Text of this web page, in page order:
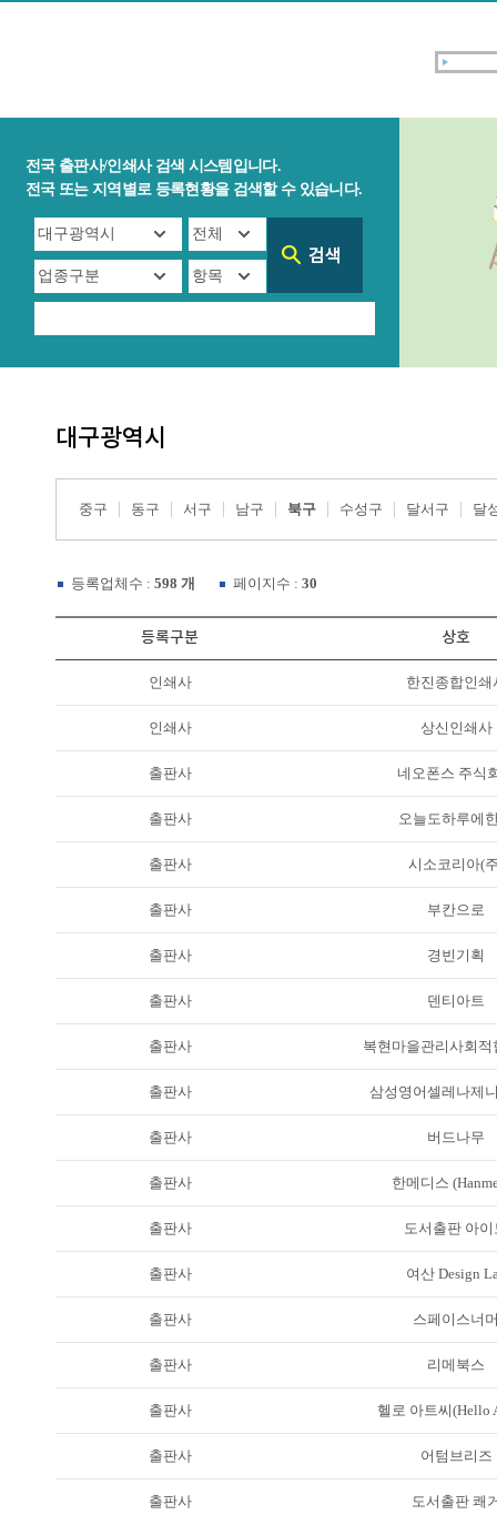
전국 출판사/인쇄사 검색 시스템입니다.
전국 또는 지역별로 등록현황을 검색할 수 있습니다.
대구광역시
중구 동구 서구 남구 북구 수성구 달서구 달
등록업체수 : 598 개 페이지수 : 30
등록구분 상호
인쇄사 한진종합인쇄
인쇄사 상신인쇄사
출판사 네오폰스 주식
출판사 오늘도하루에
출판사 시소코리아(
출판사 부칸으로
출판사 경빈기획
출판사 덴티아트
출판사 복현마을관리사회적
출판사 삼성영어셀레나제
출판사 버드나무
출판사 한메디스
출판사 도서출판 아이
출판사 여산 Design
출판사 스페이스너
출판사 리메북스
출판사 헬로 아트씨(Hello
출판사 어텀브리즈
출판사 도서출판 쾌